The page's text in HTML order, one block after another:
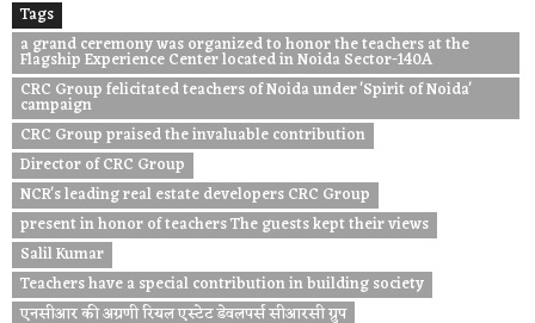
Tags
a grand ceremony was organized to honor the teachers at the
Flagship Experience Center located in Noida Sector-140A
CRC Group felicitated teachers of Noida under 'Spirit of Noida'
campaign
CRC Group praised the invaluable contribution
Director of CRC Group
NCR's leading real estate developers CRC Group
present in honor of teachers The guests kept their views
Salil Kumar
Teachers have a special contribution in building society
एनसीआर की अग्रणी रियल एस्टेट डेवलपर्स सीआरसी ग्रुप